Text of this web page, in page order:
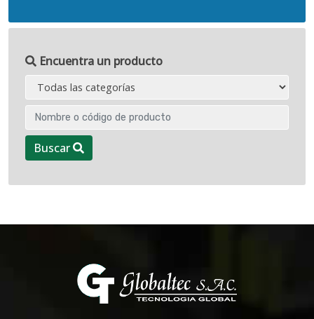
Encuentra un producto
Buscar